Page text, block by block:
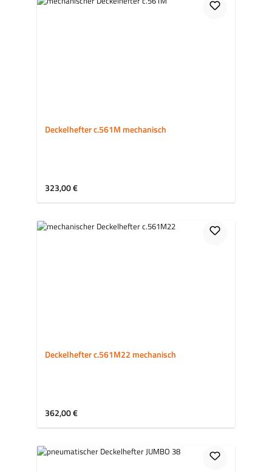
Deckelhefter c.561M mechanisch
Regulärer Preis:
323,00 €
Deckelhefter c.561M22 mechanisch
Regulärer Preis:
362,00 €